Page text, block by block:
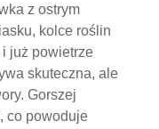
z ostrym
kolce roślin
już powietrze
skuteczna, ale
Gorszej
co powoduje